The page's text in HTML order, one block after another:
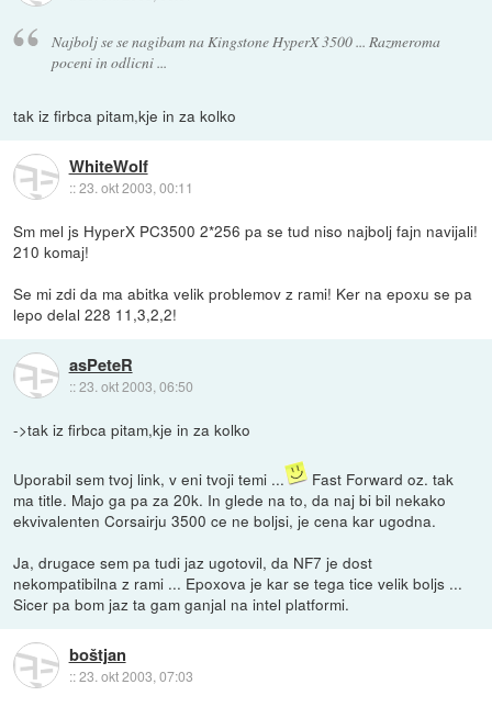
Najbolj se se nagibam na Kingstone HyperX 3500 ... Razmeroma
poceni in odlicni ...
tak iz firbca pitam,kje in za kolko
WhiteWolf
::23. okt 2003, 00:11
Sm mel js HyperX PC3500 2*256 pa se tud niso najbolj fajn navijali!
210 komaj!
Se mi zdi da ma abitka velik problemov z rami! Ker na epoxu se pa
lepo delal 228 11,3,2,2!
asPeteR
::23. okt 2003, 06:50
->tak iz firbca pitam,kje in za kolko
Uporabil sem tvoj link, v eni tvoji temi ...
Fast Forward oz. tak
ma title. Majo ga pa za 20k. In glede na to, da naj bi bil nekako
ekvivalenten Corsairju 3500 ce ne boljsi, je cena kar ugodna.
Ja, drugace sem pa tudi jaz ugotovil, da NF7 je dost
nekompatibilna z rami ... Epoxova je kar se tega tice velik boljs ...
Sicer pa bom jaz ta gam ganjal na intel platformi.
boštjan
::23. okt 2003, 07:03